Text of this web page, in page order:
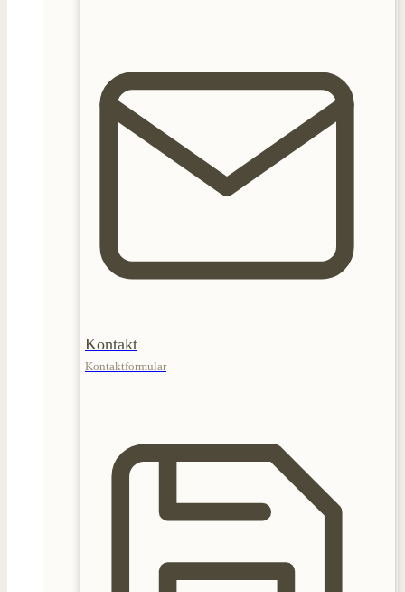
Kontakt
Kontaktformular